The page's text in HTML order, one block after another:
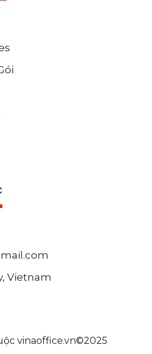
Vietnam
vinaoffice.vn©2025